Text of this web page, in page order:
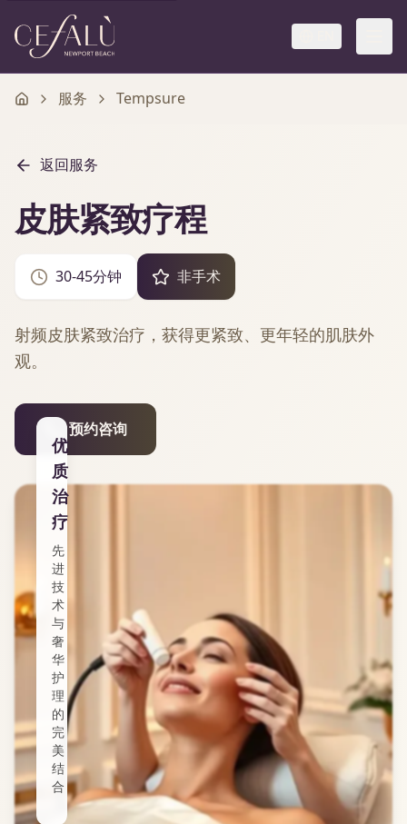
服务 Tempsure
返回服务
皮肤紧致疗程
30-45分钟 非手术
射频皮肤紧致治疗，获得更紧致、更年轻的肌肤外
观。
预约咨询
优
质
治
疗
先
进
技
术
与
奢
华
护
理
的
完
美
结
合